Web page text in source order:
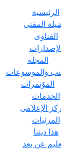
الرئيسية
المفتى
الفتاوى
المجلة
والموسوعات
المؤتمرات
الخدمات
الإعلامى
المرئيات
هذا ديننا
عن بعد